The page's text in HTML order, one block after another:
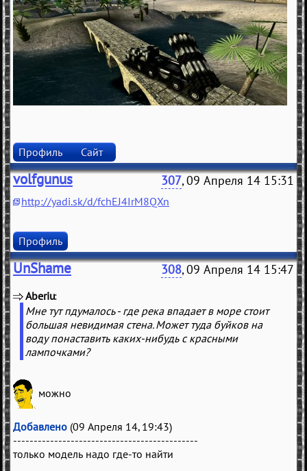
Профиль Сайт
volfgunus 307, 09 Апреля 14 15:31
http://yadi.sk/d/fchEJ4IrM8QXn
Профиль
UnShame 308, 09 Апреля 14 15:47
Aberiu
Мне тут пдумалось - где река впадает в море стоит
большая невидимая стена. Может туда буйков на
воду понаставить каких-нибудь с красными
лампочками?
можно
Добавлено (09 Апреля 14, 19:43)
---------------------------------------------
только модель надо где-то найти